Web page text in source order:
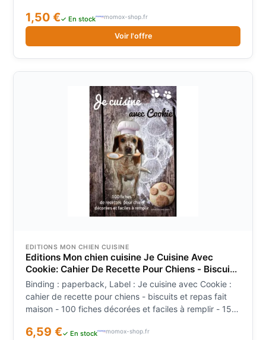
Martin, languages : french, ISBN : 2012305776
1,50 €✓ En stock momox-shop.fr
Voir l'offre
EDITIONS MON CHIEN CUISINE
Editions Mon chien cuisine Je Cuisine Avec
Cookie: Cahier De Recette Pour Chiens - Biscuits
Et Repas Fait Maison - 100 Fiches Décorées Et
Faciles À Remplir - 15 X 23 Cm
Binding : paperback, Label : Je cuisine avec Cookie :
cahier de recette pour chiens - biscuits et repas fait
maison - 100 fiches décorées et faciles à remplir - 15 x
publicationDate : 2020-03-07, authors : Editions Mon
6,59 €✓ En stock momox-shop.fr